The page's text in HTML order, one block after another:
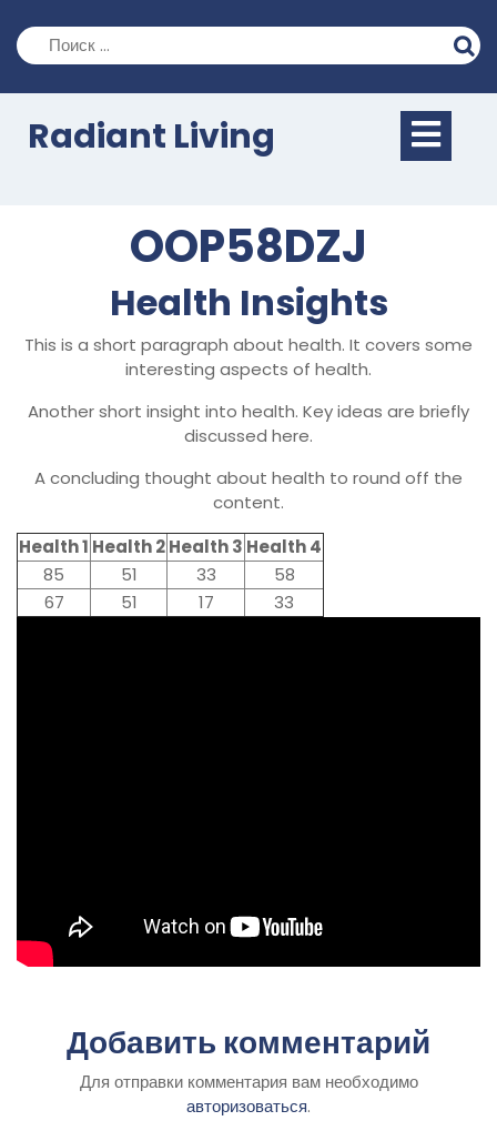
содержимому
Radiant Living
OOP58DZJ
Health Insights
This is a short paragraph about health. It covers some
interesting aspects of health.
Another short insight into health. Key ideas are briefly
discussed here.
A concluding thought about health to round off the
content.
Health 1 Health 2Health 3 Health 4
85
51 33
58
67
51 17 33
Добавить комментарий
Для отправки комментария вам необходимо
авторизоваться.